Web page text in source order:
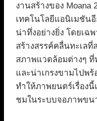
งานสร้างของ
เทคโนโลยีแอนิเมชั
น่าทึ่งอย่างยิ่ง โดยเฉ
สร้างสรรค์คลื่นทะเลที่
สภาพแวดล้อมต่างๆ
และน่าเกรงขามไปพ
ทำให้ภาพยนตร์เรื่องนี้
ชมในระบบจอภาพขน